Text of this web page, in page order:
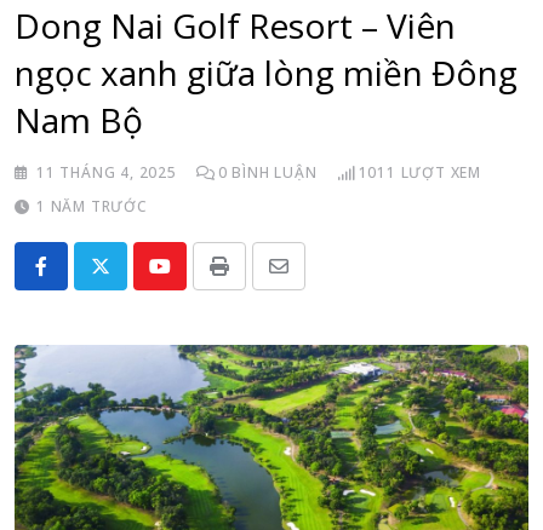
Dong Nai Golf Resort – Viên
ngọc xanh giữa lòng miền Đông
Nam Bộ
11 THÁNG 4, 2025 0 BÌNH LUẬN 1011 LƯỢT XEM
1 NĂM TRƯỚC
YoutubePrint
Share
Email